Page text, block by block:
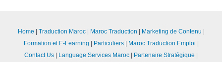
Home Traduction Maroc | Maroc Traduction
Marketing de Contenu
Formation et E-Learning
Particuliers
Maroc Traduction Emploi
Contact Us
Language Services Maroc
Partenaire Stratégique